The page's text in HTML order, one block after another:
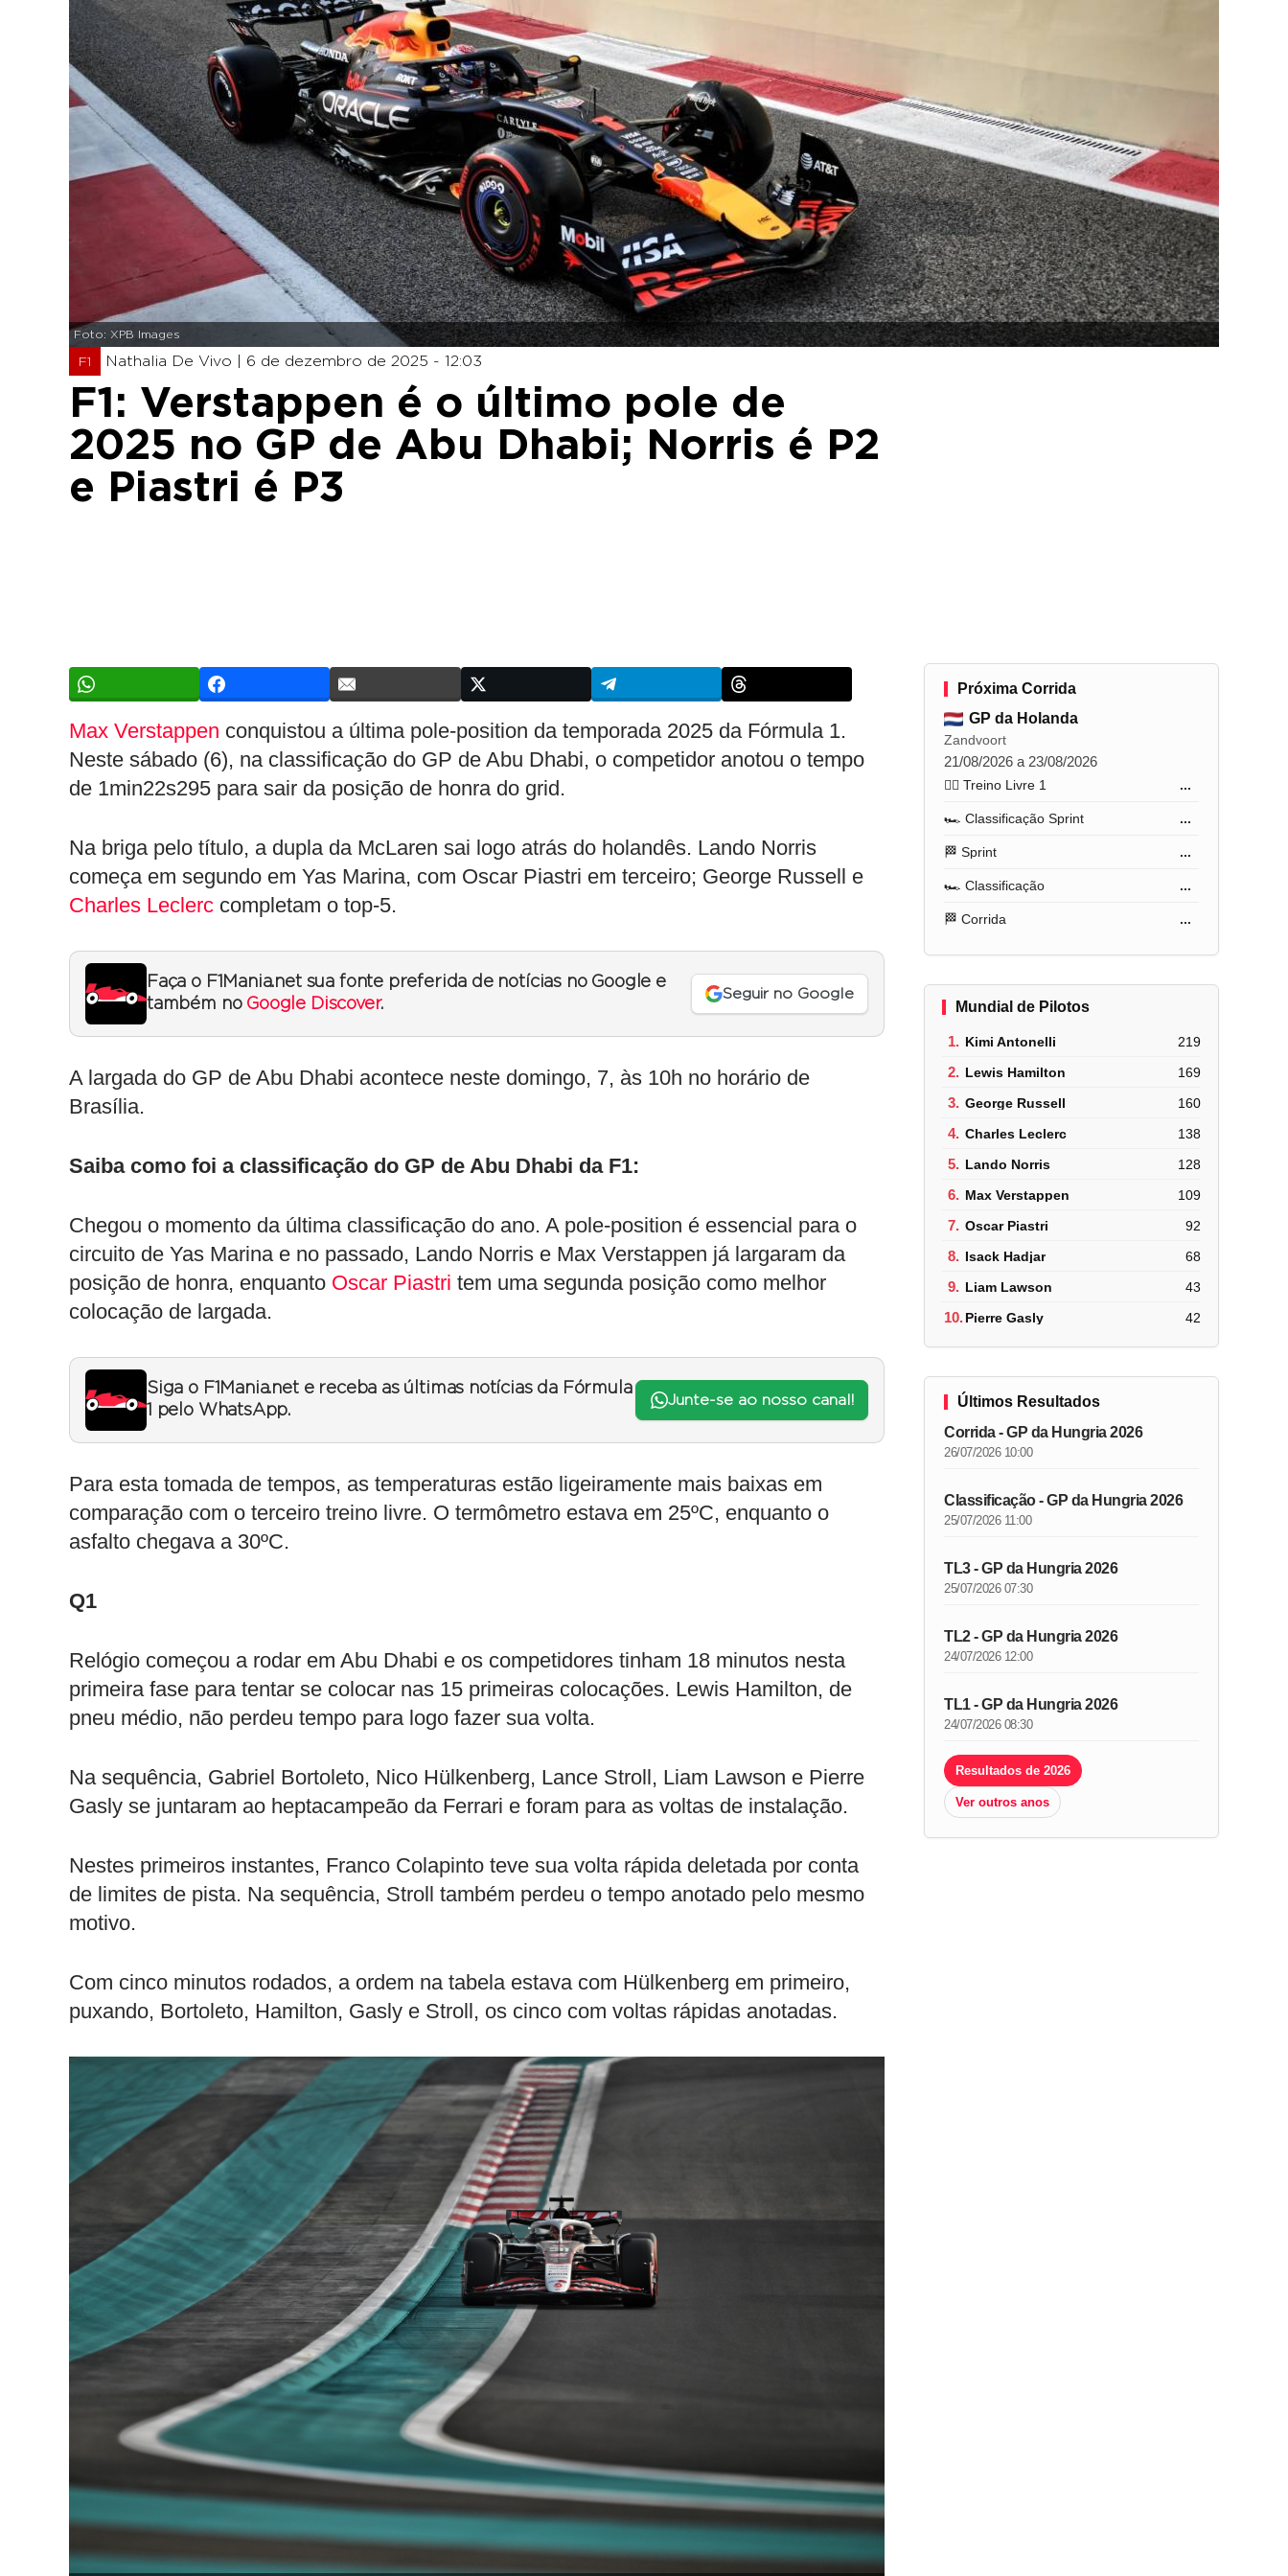
Foto: XPB Images
F1 Nathalia De Vivo | 6 de dezembro de 2025 - 12:03
F1: Verstappen é o último pole de
2025 no GP de Abu Dhabi; Norris é P2
e Piastri é P3
Max Verstappen conquistou a última pole-position da temporada 2025 da Fórmula 1.
Neste sábado (6), na classificação do GP de Abu Dhabi, o competidor anotou o tempo
de 1min22s295 para sair da posição de honra do grid.
Na briga pelo título, a dupla da McLaren sai logo atrás do holandês. Lando Norris
começa em segundo em Yas Marina, com Oscar Piastri em terceiro; George Russell e
Charles Leclerc completam o top-5.
Faça o F1Mania.net sua fonte preferida de notícias no Google e
também no Google Discover.
Seguir no Google
A largada do GP de Abu Dhabi acontece neste domingo, 7, às 10h no horário de
Brasília.
Saiba como foi a classificação do GP de Abu Dhabi da F1:
Chegou o momento da última classificação do ano. A pole-position é essencial para o
circuito de Yas Marina e no passado, Lando Norris e Max Verstappen já largaram da
posição de honra, enquanto Oscar Piastri tem uma segunda posição como melhor
colocação de largada.
Siga o F1Mania.net e receba as últimas notícias da Fórmula
1 pelo WhatsApp.
Junte-se ao nosso canal!
Para esta tomada de tempos, as temperaturas estão ligeiramente mais baixas em
comparação com o terceiro treino livre. O termômetro estava em 25ºC, enquanto o
asfalto chegava a 30ºC.
Q1
Relógio começou a rodar em Abu Dhabi e os competidores tinham 18 minutos nesta
primeira fase para tentar se colocar nas 15 primeiras colocações. Lewis Hamilton, de
pneu médio, não perdeu tempo para logo fazer sua volta.
Na sequência, Gabriel Bortoleto, Nico Hülkenberg, Lance Stroll, Liam Lawson e Pierre
Gasly se juntaram ao heptacampeão da Ferrari e foram para as voltas de instalação.
Nestes primeiros instantes, Franco Colapinto teve sua volta rápida deletada por conta
de limites de pista. Na sequência, Stroll também perdeu o tempo anotado pelo mesmo
motivo.
Com cinco minutos rodados, a ordem na tabela estava com Hülkenberg em primeiro,
puxando, Bortoleto, Hamilton, Gasly e Stroll, os cinco com voltas rápidas anotadas.
Próxima Corrida
GP da Holanda
Zandvoort
21/08/2026 a 23/08/2026
🏋️‍♂️ Treino Livre 1 ...
🏎️ Classificação Sprint ...
🏁 Sprint ...
🏎️ Classificação ...
🏁 Corrida ...
Mundial de Pilotos
1. Kimi Antonelli 219
2. Lewis Hamilton 169
3. George Russell 160
4. Charles Leclerc 138
5. Lando Norris 128
6. Max Verstappen 109
7. Oscar Piastri 92
8. Isack Hadjar 68
9. Liam Lawson 43
10.Pierre Gasly 42
Últimos Resultados
Corrida - GP da Hungria 2026
26/07/2026 10:00
Classificação - GP da Hungria 2026
25/07/2026 11:00
TL3 - GP da Hungria 2026
25/07/2026 07:30
TL2 - GP da Hungria 2026
24/07/2026 12:00
TL1 - GP da Hungria 2026
24/07/2026 08:30
Resultados de 2026
Ver outros anos